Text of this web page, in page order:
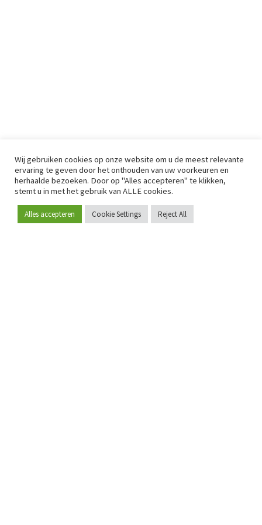
Word lid
Wij gebruiken cookies op onze website om u de meest relevante
ervaring te geven door het onthouden van uw voorkeuren en
herhaalde bezoeken. Door op "Alles accepteren" te klikken,
stemt u in met het gebruik van ALLE cookies.
Alles accepteren Cookie Settings Reject All